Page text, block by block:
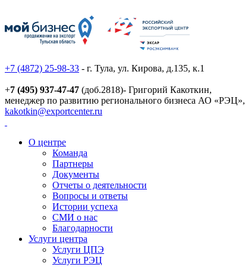
+7 (4872) 25-98-33 - г. Тула, ул. Кирова, д.135, к.1
+7 (495) 937-47-47 (доб.2818)- Григорий Какоткин,
менеджер по развитию регионального бизнеса АО «РЭЦ»,
kakotkin@exportcenter.ru
О центре
Команда
Партнеры
Документы
Отчеты о деятельности
Вопросы и ответы
Истории успеха
СМИ о нас
Благодарности
Услуги центра
Услуги ЦПЭ
Услуги РЭЦ